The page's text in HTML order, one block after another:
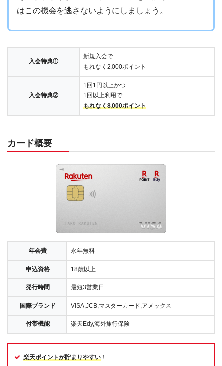
はこの機会を逃さないようにしましょう。
入会特典①
新規入会で
もれなく2,000ポイント
入会特典②
1回1円以上かつ
1回以上利用で
もれなく8,000ポイント
カード概要
年会費 永年無料
申込資格 18歳以上
発行時間 最短3営業日
国際ブランド VISA,JCB,マスターカード,アメックス
付帯機能 楽天Edy,海外旅行保険
楽天ポイントが貯まりやすい ！